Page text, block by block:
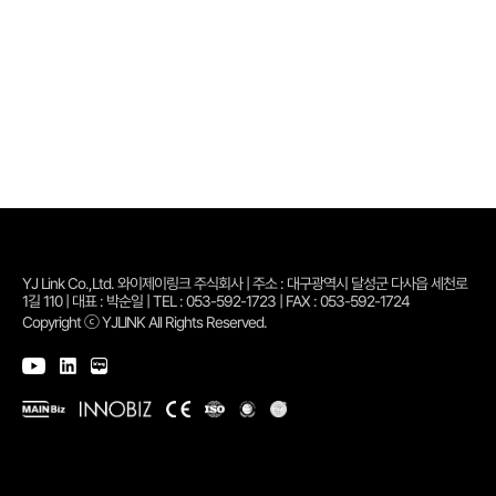
YJ Link Co.,Ltd. 와이제이링크 주식회사 | 주소 : 대구광역시 달성군 다사읍 세천로
1길 110 | 대표 : 박순일 | TEL : 053-592-1723 | FAX : 053-592-1724
Copyright ⓒ YJLINK All Rights Reserved.